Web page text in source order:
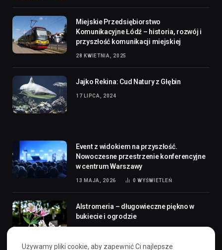
Miejskie Przedsiębiorstwo
Komunikacyjne Łódź – historia, rozwój i
przyszłość komunikacji miejskiej
28 KWIETNIA, 2025
Jajko Rekina: Cud Natury z Głębin
17 LIPCA, 2024
Event z widokiem na przyszłość.
Nowoczesne przestrzenie konferencyjne
w centrum Warszawy
13 MAJA, 2026 0WYŚWIETLEŃ
Alstromeria – długowieczne piękno w
bukiecie i ogrodzie
Używamy pliki cookie, aby zapewnić Ci najlepsze